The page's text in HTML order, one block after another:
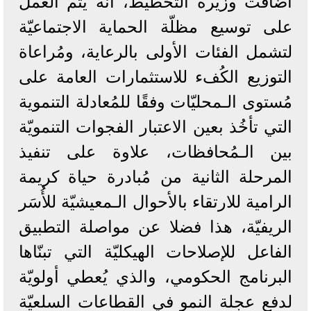
على توسيع مظلّة الحماية الاجتماعيّة
لتشمل الفئات الأولى بالرعاية، ومُراعاة
التوزيع الكُفء للاستثمارات العامة على
مُستوى الـمحليّات وفقًا للمُعادلة التنموية
التي تأخُذ بعين الاعتبار الفجوات التنمويّة
بين الـمُحافظات، علاوة على تنفيذ
المرحلة الثانية من مُبادرة حياة كريمة
الرامية للارتقاء بالأحوال الـمعيشيّة للأُسَر
الريفيّة، هذا فضلا عن مواصلة التطبيق
الفاعل للإصلاحات الهيكليّة التي تبنّاها
البرنامج الحكومي، والذي يُعطي أولويّة
لدفع عجلة النمو في القطاعات السلعيّة